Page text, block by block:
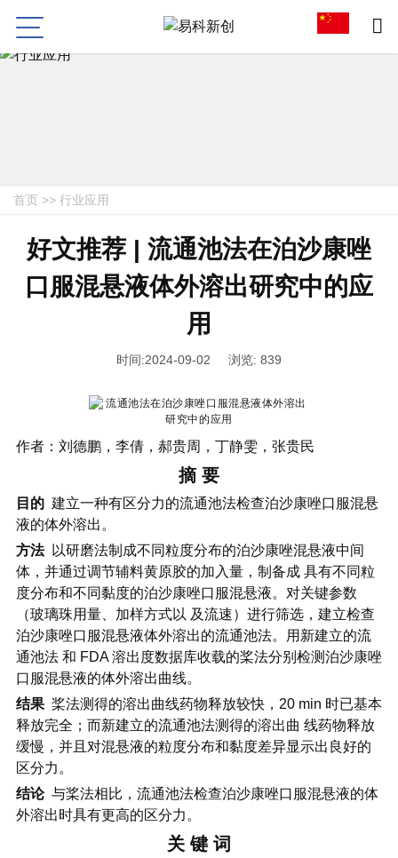
首页 >> 行业应用
好文推荐 | 流通池法在泊沙康唑
口服混悬液体外溶出研究中的应
用
时间:2024-09-02 浏览: 839
作者：刘德鹏，李倩，郝贵周，丁静雯，张贵民
摘 要
目的建立一种有区分力的流通池法检查泊沙康唑口服混悬
液的体外溶出。
方法以研磨法制成不同粒度分布的泊沙康唑混悬液中间
体，并通过调节辅料黄原胶的加入量，制备成 具有不同粒
度分布和不同黏度的泊沙康唑口服混悬液。对关键参数
（玻璃珠用量、加样方式以 及流速）进行筛选，建立检查
泊沙康唑口服混悬液体外溶出的流通池法。用新建立的流
通池法 和 FDA 溶出度数据库收载的桨法分别检测泊沙康唑
口服混悬液的体外溶出曲线。
结果桨法测得的溶出曲线药物释放较快，20 min 时已基本
释放完全；而新建立的流通池法测得的溶出曲 线药物释放
缓慢，并且对混悬液的粒度分布和黏度差异显示出良好的
区分力。
结论与桨法相比，流通池法检查泊沙康唑口服混悬液的体
外溶出时具有更高的区分力。
关 键 词